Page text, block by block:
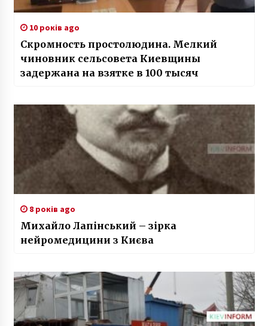
10 років ago
Скромность простолюдина. Мелкий
чиновник сельсовета Киевщины
задержана на взятке в 100 тысяч
8 років ago
Михайло Лапінський – зірка
нейромедицини з Києва